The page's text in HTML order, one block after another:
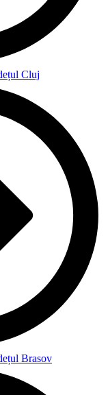
Cluj
Brasov